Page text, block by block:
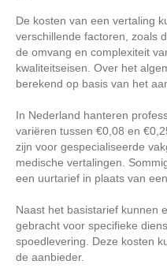
De kosten van een vertaling
verschillende factoren, zoals
de omvang en complexiteit
kwaliteitseisen. Over het
berekend op basis van het
In Nederland hanteren
variëren tussen €0,08 en
zijn voor gespecialiseerde
medische vertalingen.
een uurtarief in plaats van
Naast het basistarief kunnen
gebracht voor specifieke
spoedlevering. Deze kosten
de aanbieder.